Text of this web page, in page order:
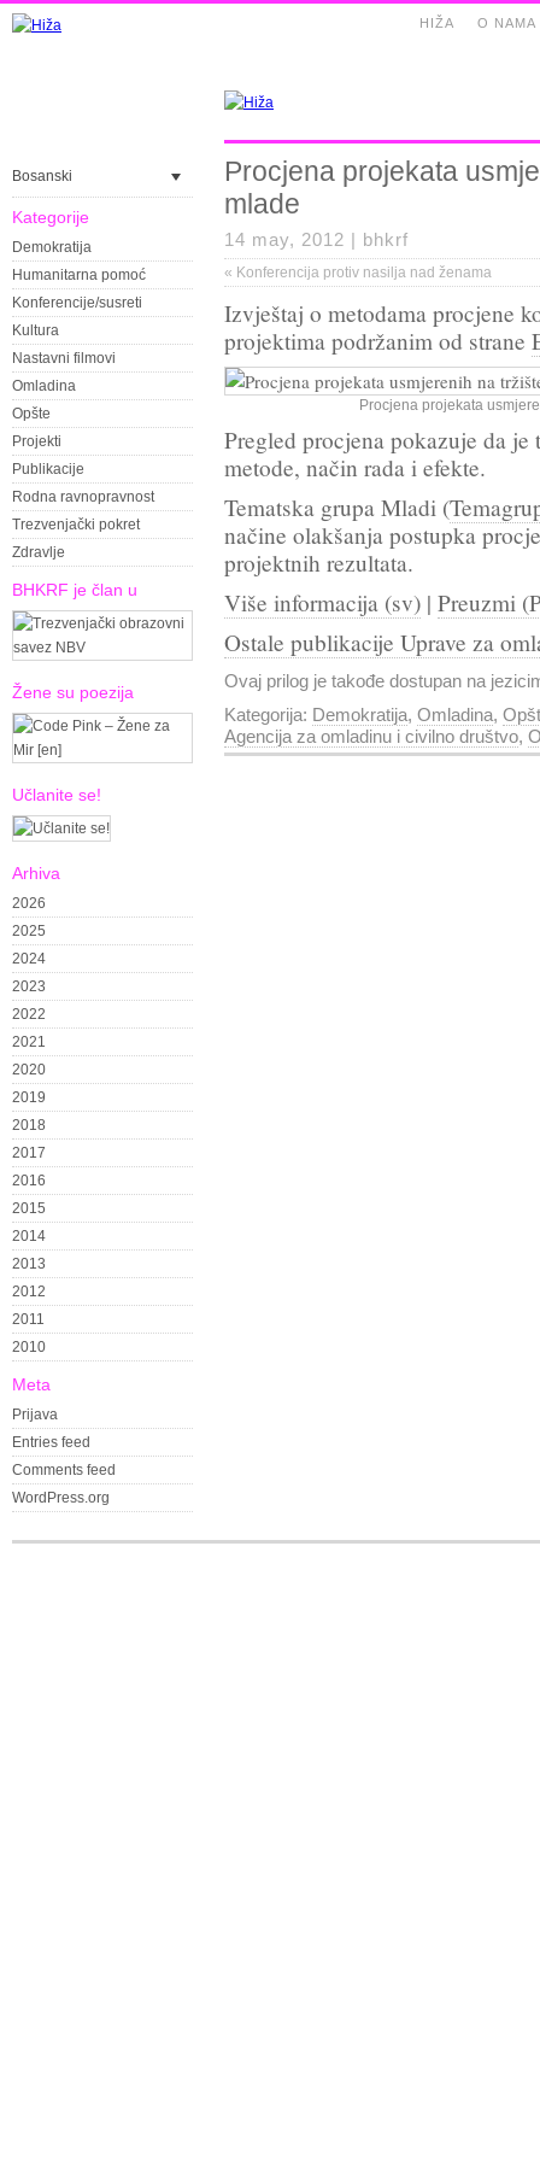
O NAMA
HIŽA
Bosanski
Kategorije
Demokratija
Humanitarna pomoć
Konferencije/susreti
Kultura
Nastavni filmovi
Omladina
Opšte
Projekti
Publikacije
Rodna ravnopravnost
Trezvenjački pokret
Zdravlje
BHKRF je član u
Žene su poezija
Učlanite se!
Arhiva
2026
2025
2024
2023
2022
2021
2020
2019
2018
2017
2016
2015
2014
2013
2012
2011
2010
Meta
Prijava
Entries feed
Comments feed
WordPress.org
Procjena projekata
mlade
14 may, 2012 | bhkrf
« Konferencija protiv nasilja nad ženama
Izvještaj o metodama procjene
projektima podržanim od strane
Procjena projekata
Pregled procjena pokazuje da
metode, način rada i efekte.
Tematska grupa Mladi (
načine olakšanja postupka
projektnih rezultata.
Više informacija (sv) | Preuzmi
Ostale publikacije Uprave za
Ovaj prilog je takođe dostupan na
Kategorija: Demokratija, Omladina,
Agencija za omladinu i civilno društvo,